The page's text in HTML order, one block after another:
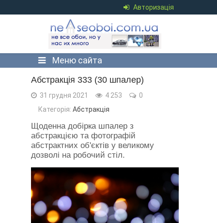
Авторизація
Меню сайта
Абстракція 333 (30 шпалер)
31 грудня 2021 4 253
0
Категорія: Абстракція
Щоденна добірка шпалер з
абстракцією та фотографій
абстрактних об'єктів у великому
дозволі на робочий стіл.